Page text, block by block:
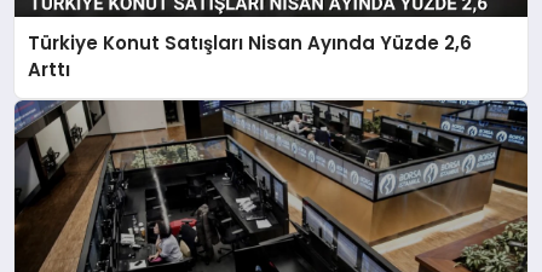
Türkiye Konut Satışları Nisan Ayında Yüzde 2,6
Arttı